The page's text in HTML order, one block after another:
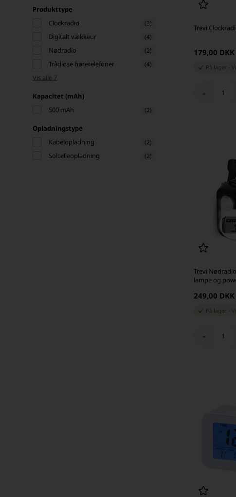
Produkttype
Clockradio
(3)
Digitalt vækkeur (4)
Nødradio (2)
Trådløse høretelefoner (4)
Vis alle 7
Kapacitet (mAh)
500 mAh
(2)
Opladningstype
Kabelopladning
(2)
Solcelleopladning (2)
Trevi
179,00 DKK
På lager -
-
Trevi Nødradio - håndgenerator,
lampe og
249,00 DKK
På lager -
-